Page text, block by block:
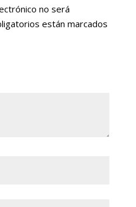
no será
están marcados